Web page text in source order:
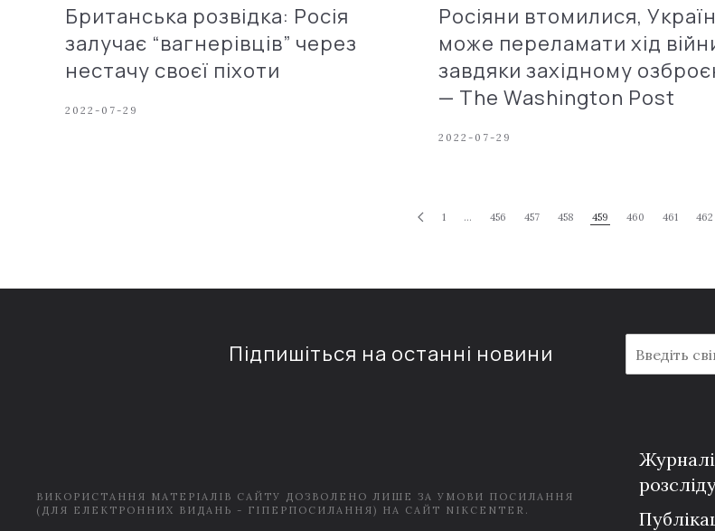
Британська розвідка: Росія
залучає “вагнерівців” через
нестачу своєї піхоти
2022-07-29
Росіяни втомилися,
може переламати хід
завдяки західному
— The Washington Post
2022-07-29
1 … 456 457 458 459 460 461 462
Підпишіться на останні новини
m
a
ВИКОРИСТАННЯ МАТЕРІАЛІВ САЙТУ ДОЗВОЛЕНО ЛИШЕ ЗА УМОВИ ПОСИЛАННЯ
(ДЛЯ ЕЛЕКТРОННИХ ВИДАНЬ - ГІПЕРПОСИЛАННЯ) НА САЙТ NIKCENTER.